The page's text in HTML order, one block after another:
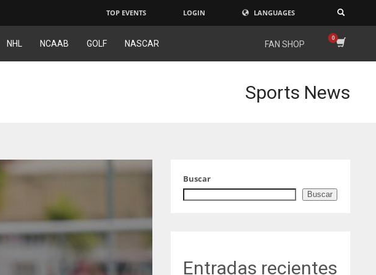
TOP EVENTS LOGIN LANGUAGES
NHL NCAAB GOLF NASCAR FAN SHOP
Sports News
Buscar
Buscar
Entradas recientes